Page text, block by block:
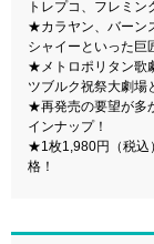
トレプコ、フレミン
★カラヤン、バーン
シャイーといった巨
★メトロポリタン歌
ツブルク祝祭大劇場
★再発売の要望が多
インナップ！
★1枚1,980円（税込
格！